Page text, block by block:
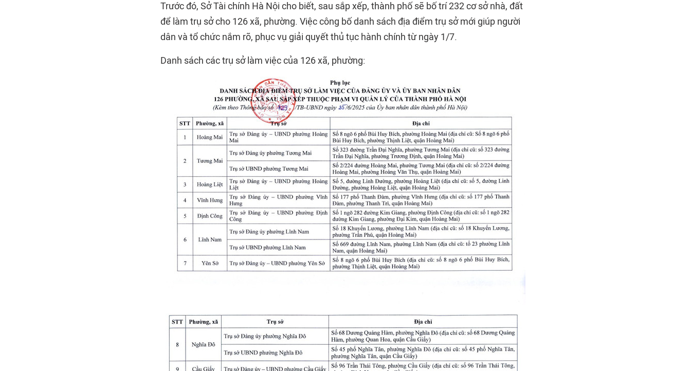
Trước đó, Sở Tài chính Hà Nội cho biết, sau sắp xếp, thành phố sẽ bố trí 232 cơ sở nhà, đất
để làm trụ sở cho 126 xã, phường. Việc công bố danh sách địa điểm trụ sở mới giúp người
dân và tổ chức nắm rõ, phục vụ giải quyết thủ tục hành chính từ ngày 1/7.
Danh sách các trụ sở làm việc của 126 xã, phường: